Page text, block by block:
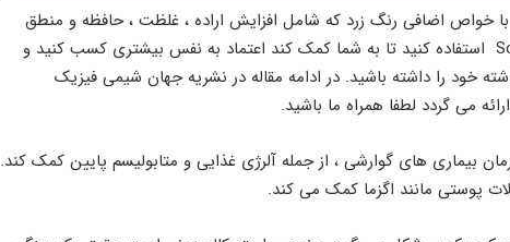
خواص اضافی رنگ زرد که شامل افزایش اراده ، غلظت ، حافظه و منطق
است. از عقیق زرد در چاکرای Solar Plexus استفاده کنید تا به شما کمک کند اعتماد به نفس بیشتری کسب کنید و
خود را داشته باشید. در ادامه مقاله در نشریه جهان شیمی فیزیک
می گردد لطفا همراه ما باشید.
بیماری های گوارشی ، از جمله آلرژی غذایی و متابولیسم پایین کمک کند.
پوستی مانند اگزما کمک می کند.